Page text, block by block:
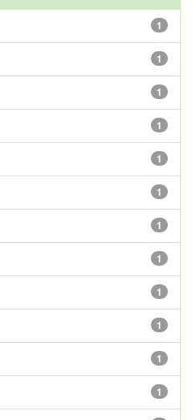
1
1
1
1
1
1
1
1
1
1
1
1